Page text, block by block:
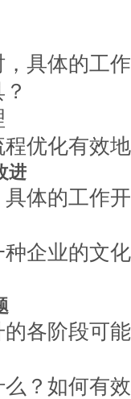
具体的工
优化有效
进
体的工作
企业的文
各阶段可
？如何有